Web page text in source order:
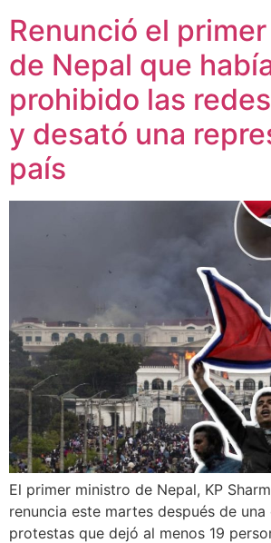
Renunció el
de Nepal que
prohibido las
y desató una
país
El primer ministro de Nepal, KP
renuncia este martes después de
protestas que dejó al menos 19